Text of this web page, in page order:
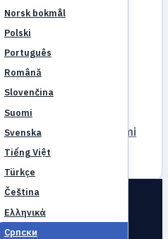
Norsk bokmål
Polski
Português
Română
Slovenčina
Suomi
Svenska
Tiếng Việt
Türkçe
Čeština
Ελληνικά
Српски
Mehanika
Română Slovenčina
Suomi